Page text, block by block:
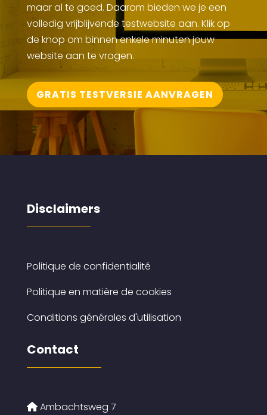
maar al te goed. Daarom bieden we je een
volledig vrijblijvende testwebsite aan. Klik op
de knop om binnen enkele minuten jouw
website aan te vragen.
GRATIS TESTVERSIE AANVRAGEN
Disclaimers
Politique de confidentialité
Politique en matière de cookies
Conditions générales d'utilisation
Contact
Ambachtsweg 7